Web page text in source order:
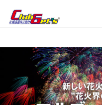
株式会社マルゴーが参加する花火大会ツアー